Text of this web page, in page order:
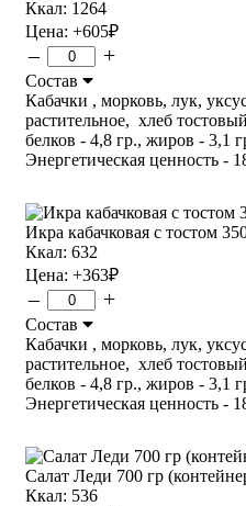
Ккал: 1264
Цена: +605₽
– +
Состав
Кабачки , морковь, лук,
растительное, хлеб
белков - 4,8 гр., жиров - 3,1
Энергетическая ценность -
Икра кабачковая с тостом
Ккал: 632
Цена: +363₽
– +
Состав
Кабачки , морковь, лук,
растительное, хлеб
белков - 4,8 гр., жиров - 3,1
Энергетическая ценность -
Салат Леди 700 гр
Ккал: 536